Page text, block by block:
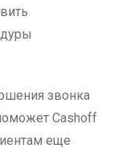
звонка
Cashoff
еще